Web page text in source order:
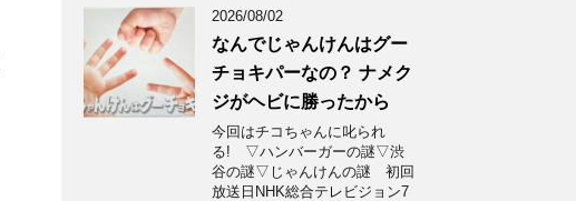
2026/08/02
なんでじゃんけんはグー
チョキパーなの？ ナメク
ジがヘビに勝ったから
今回はチコちゃんに叱られ
る! ▽ハンバーガーの謎▽渋
谷の謎▽じゃんけんの謎 初回
放送日NHK総合テレビジョン7